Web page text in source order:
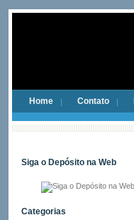
Home Contato
Siga o Depósito na Web
Categorias